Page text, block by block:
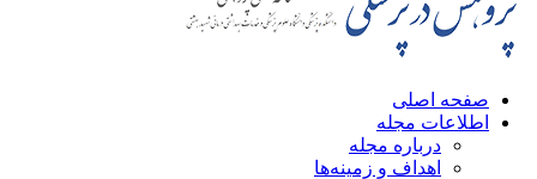
صفحه اصلی
اطلاعات مجله
درباره مجله
اهداف و زمینه‌ها